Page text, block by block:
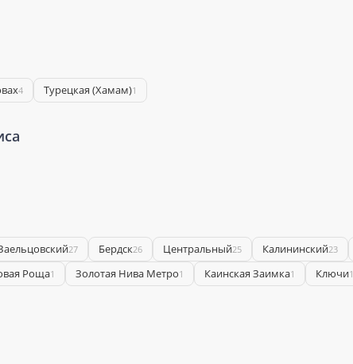
4 Турецкая (Хамам)1
27 Бердск26 Центральный25 Калининский23
Роща1 Золотая Нива Метро1 Каинская Заимка1 Ключи1